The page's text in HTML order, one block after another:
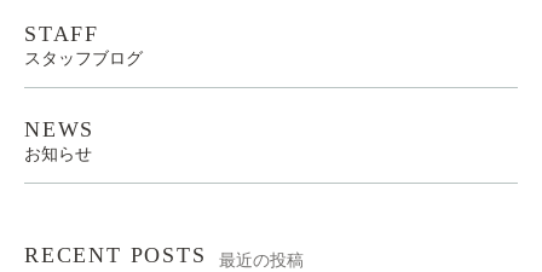
STAFF
スタッフブログ
NEWS
お知らせ
RECENT POSTS 最近の投稿